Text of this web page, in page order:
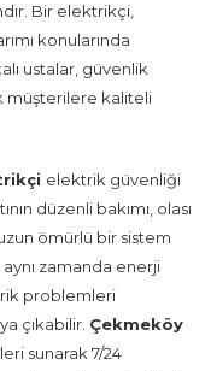
Bir elektrikçi,
konularında
ustalar, güvenlik
müşterilere kaliteli
elektrik güvenliği
düzenli bakımı, olası
ömürlü bir sistem
aynı zamanda enerji
problemleri
çıkabilir. Çekmeköy
sunarak 7/24